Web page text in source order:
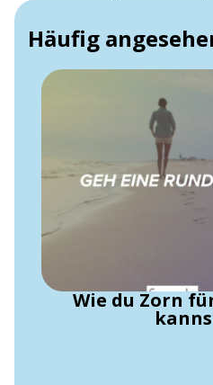
Häufig
Wie du Zorn